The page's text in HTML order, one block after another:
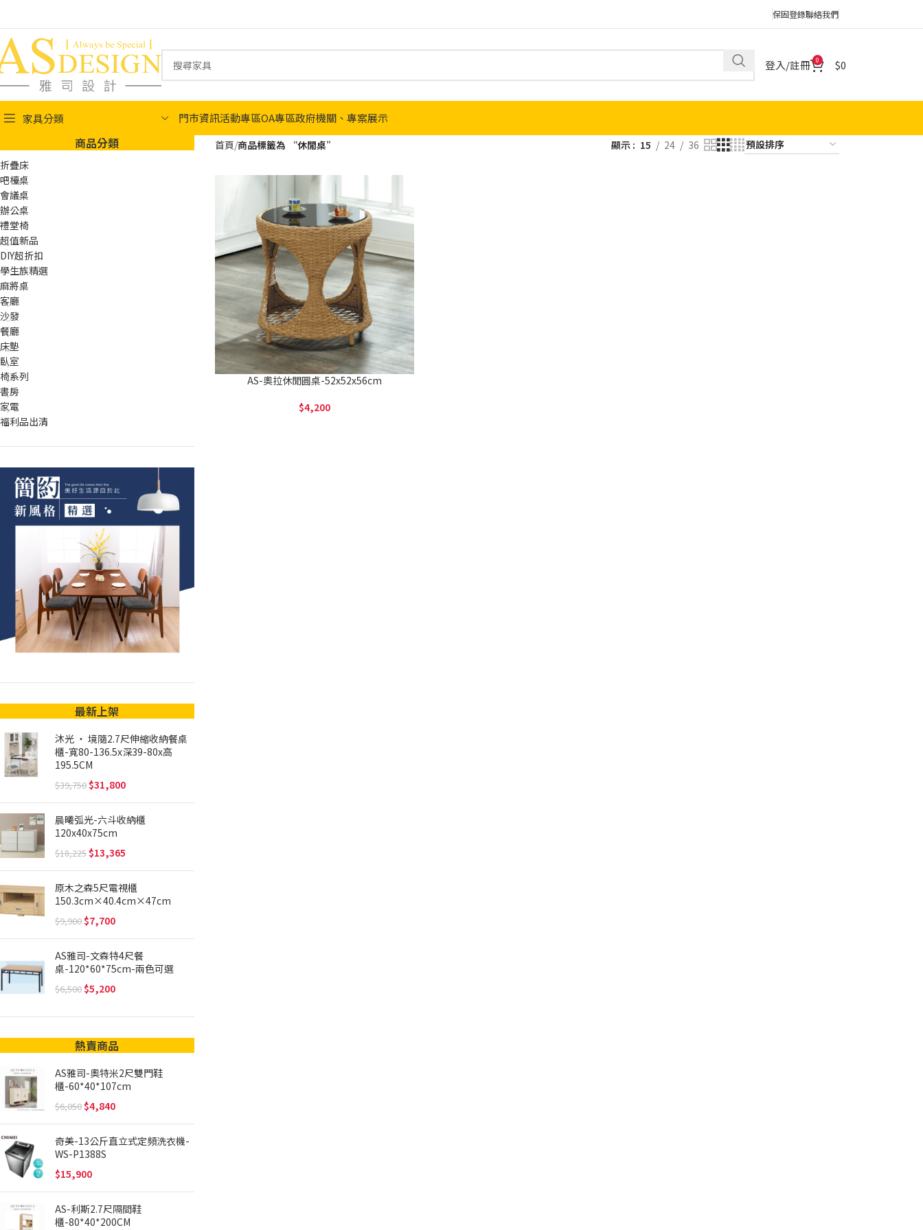
保固登錄聯絡我們
登入/註冊 0 0
家具分類 門市資訊活動專區OA專區政府機關、專案展示
商品分類
折疊床
吧檯桌
會議桌
辦公桌
禮堂椅
超值新品
DIY超折扣
學生族精選
麻將桌
客廳
沙發
餐廳
床墊
臥室
椅系列
書房
家電
福利品出清
最新上架
沐光 ‧ 境隨2.7尺伸縮收納餐桌
櫃-寬80-136.5x深39-80x高
195.5CM
39,750 31,800
晨曦弧光-六斗收納櫃
120x40x75cm
18,225 13,365
原木之森5尺電視櫃
150.3cm×40.4cm×47cm
9,900 7,700
AS雅司-文森特4尺餐
桌-120*60*75cm-兩色可選
6,500 5,200
熱賣商品
AS雅司-奧特米2尺雙門鞋
櫃-60*40*107cm
6,050 4,840
奇美-13公斤直立式定頻洗衣機-
WS-P1388S
15,900
AS-利斯2.7尺隔間鞋
櫃-80*40*200CM
首頁 商品標籤為 “休閒桌” 顯示 15 24 36
AS-奧拉休閒圓桌-52x52x56cm
4,200